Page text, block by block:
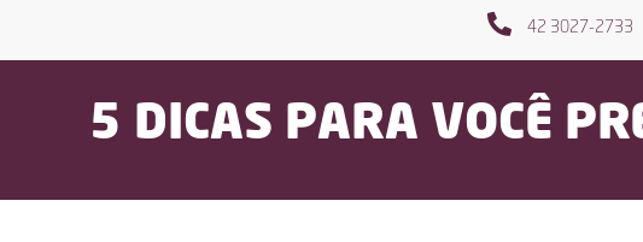
42 3027-2733
5 DICAS PARA VOCÊ